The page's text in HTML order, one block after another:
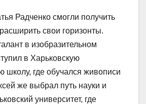
Радченко смогли получить
свои горизонты.
в изобразительном
в Харьковскую
школу, где обучался живописи
же выбрал путь науки и
университет, где